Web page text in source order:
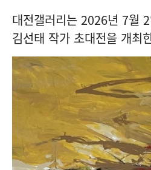
대전갤러리는 2026년 7월
김선태 작가 초대전을 개최